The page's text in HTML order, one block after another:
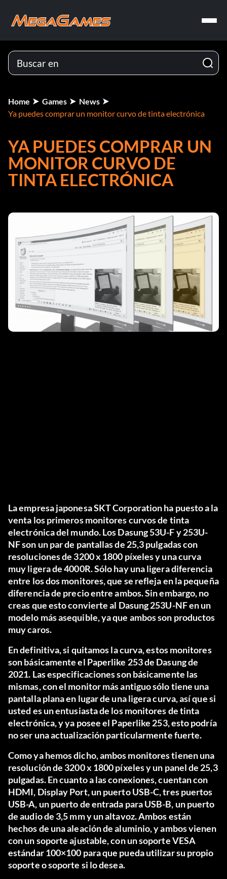
Home Games
News
Ya puedes comprar un monitor curvo de tinta electrónica
YA PUEDES COMPRAR UN
MONITOR CURVO DE
TINTA ELECTRÓNICA
La empresa japonesa SKT Corporation ha puesto a la
venta los primeros monitores curvos de tinta
electrónica del mundo. Los Dasung 53U-F y 253U-
NF son un par de pantallas de 25,3 pulgadas con
resoluciones de 3200 x 1800 píxeles y una curva
muy ligera de 4000R. Sólo hay una ligera diferencia
entre los dos monitores, que se refleja en la pequeña
diferencia de precio entre ambos. Sin embargo, no
creas que esto convierte al Dasung 253U-NF en un
modelo más asequible, ya que ambos son productos
muy caros.
En definitiva, si quitamos la curva, estos monitores
son básicamente el Paperlike 253 de Dasung de
2021. Las especificaciones son básicamente las
mismas, con el monitor más antiguo sólo tiene una
pantalla plana en lugar de una ligera curva, así que si
usted es un entusiasta de los monitores de tinta
electrónica, y ya posee el Paperlike 253, esto podría
no ser una actualización particularmente fuerte.
Como ya hemos dicho, ambos monitores tienen una
resolución de 3200 x 1800 píxeles y un panel de 25,3
pulgadas. En cuanto a las conexiones, cuentan con
HDMI, Display Port, un puerto USB-C, tres puertos
USB-A, un puerto de entrada para USB-B, un puerto
de audio de 3,5 mm y un altavoz. Ambos están
hechos de una aleación de aluminio, y ambos vienen
con un soporte ajustable, con un soporte VESA
estándar 100×100 para que pueda utilizar su propio
soporte o soporte si lo desea.